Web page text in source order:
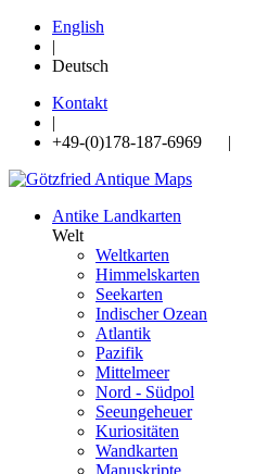
English
|
Deutsch
Kontakt
|
+49-(0)178-187-6969 |
Antike Landkarten
Welt
Weltkarten
Himmelskarten
Seekarten
Indischer Ozean
Atlantik
Pazifik
Mittelmeer
Nord - Südpol
Seeungeheuer
Kuriositäten
Wandkarten
Manuskripte